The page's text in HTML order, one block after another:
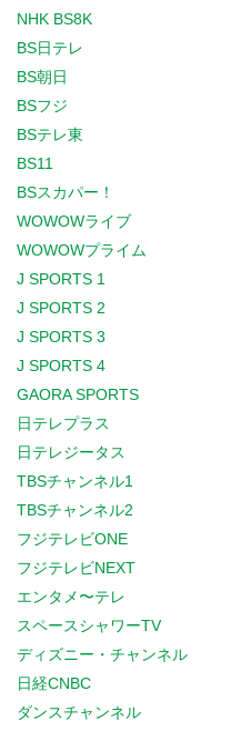
NHK BS8K
BS日テレ
BS朝日
BSフジ
BSテレ東
BS11
BSスカパー！
WOWOWライブ
WOWOWプライム
J SPORTS 1
J SPORTS 2
J SPORTS 3
J SPORTS 4
GAORA SPORTS
日テレプラス
日テレジータス
TBSチャンネル1
TBSチャンネル2
フジテレビONE
フジテレビNEXT
エンタメ〜テレ
スペースシャワーTV
ディズニー・チャンネル
日経CNBC
ダンスチャンネル